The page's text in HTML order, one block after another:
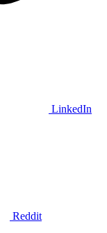
LinkedIn
Reddit